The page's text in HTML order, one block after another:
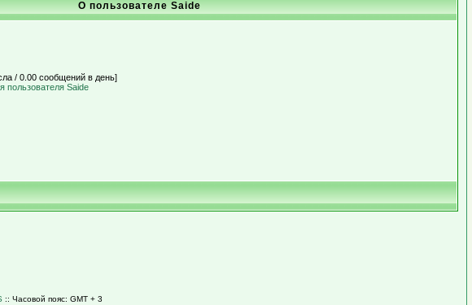
О пользователе Saide
/ 0.00 сообщений в день]
пользователя Saide
:: Часовой пояс: GMT + 3